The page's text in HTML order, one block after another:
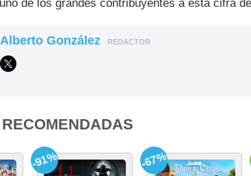
de los grandes contribuyentes a esta cifra
Alberto González REDACTOR
-91% -67%